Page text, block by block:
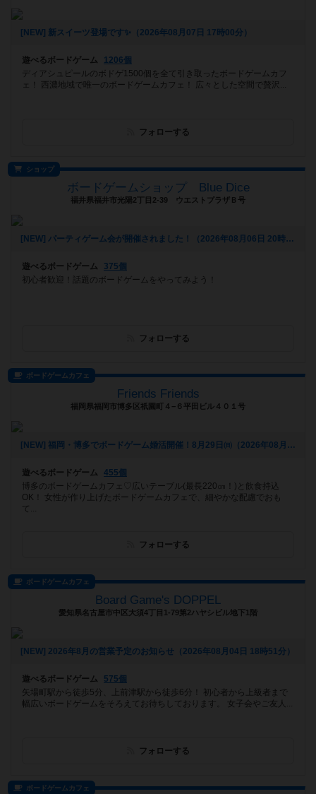
[NEW] 新スイーツ登場です✨️（2026年08月07日 17時00分）
遊べるボードゲーム
1206個
ディアシュピールのボドゲ1500個を全て引き取ったボードゲームカフ
ェ！ 西濃地域で唯一のボードゲームカフェ！ 広々とした空間で贅沢...
フォローする
ショップ
ボードゲームショップ Blue Dice
福井県福井市光陽2丁目2-39 ウエストプラザＢ号
[NEW] パーティゲーム会が開催されました！（2026年08月06日 20時08分）
遊べるボードゲーム
375個
初心者歓迎！話題のボードゲームをやってみよう！
フォローする
ボードゲームカフェ
Friends Friends
福岡県福岡市博多区祇園町４−６平田ビル４０１号
[NEW] 福岡・博多でボードゲーム婚活開催！8月29日㈰（2026年08月05日 16時55分）
遊べるボードゲーム
455個
博多のボードゲームカフェ♡広いテーブル(最長220㎝！)と飲食持込
OK！ 女性が作り上げたボードゲームカフェで、細やかな配慮でおも
て...
フォローする
ボードゲームカフェ
Board Game's DOPPEL
愛知県名古屋市中区大須4丁目1-79第2ハヤシビル地下1階
[NEW] 2026年8月の営業予定のお知らせ（2026年08月04日 18時51分）
遊べるボードゲーム
575個
矢場町駅から徒歩5分、上前津駅から徒歩6分！ 初心者から上級者まで
幅広いボードゲームをそろえてお待ちしております。 女子会やご友人...
フォローする
ボードゲームカフェ